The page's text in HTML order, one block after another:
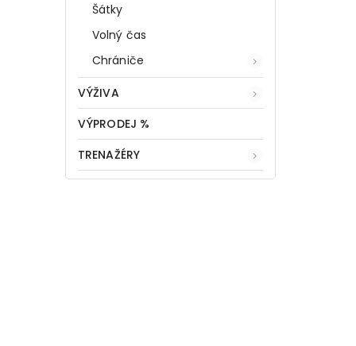
Šátky
Volný čas
Chrániče
VÝŽIVA
VÝPRODEJ %
TRENAŽÉRY